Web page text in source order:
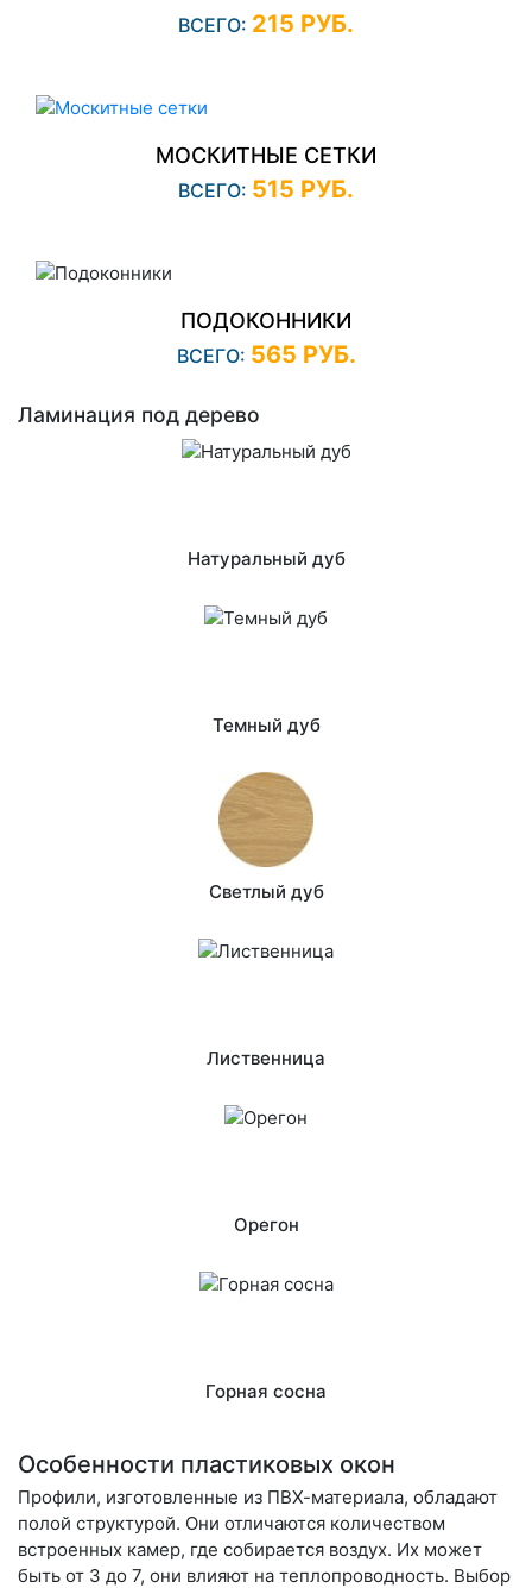
ВСЕГО: 215 РУБ.
МОСКИТНЫЕ СЕТКИ
ВСЕГО: 515 РУБ.
ПОДОКОННИКИ
ВСЕГО: 565 РУБ.
Ламинация под дерево
Натуральный дуб
Темный дуб
Светлый дуб
Лиственница
Орегон
Горная сосна
Особенности пластиковых окон
Профили, изготовленные из ПВХ-материала, обладают
полой структурой. Они отличаются количеством
встроенных камер, где собирается воздух. Их может
быть от 3 до 7, они влияют на теплопроводность. Выбор